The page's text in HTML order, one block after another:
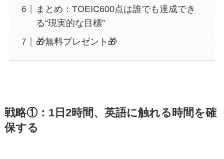
まとめ：TOEIC600点は誰でも達成でき
る“現実的な目標”
🎁無料プレゼント🎁
戦略①：1日2時間、英語に触れる時間を確
保する